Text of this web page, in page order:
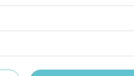
publikując dla innych.